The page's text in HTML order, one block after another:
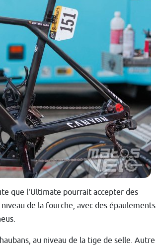
que l'Ultimate pourrait accepter des
de la fourche, avec des épaulements
au niveau de la tige de selle. Autre